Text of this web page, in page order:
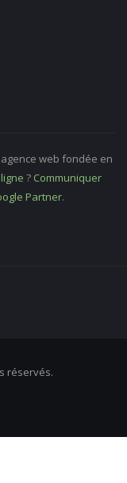
web fondée en
? Communiquer
Partner.
réservés.